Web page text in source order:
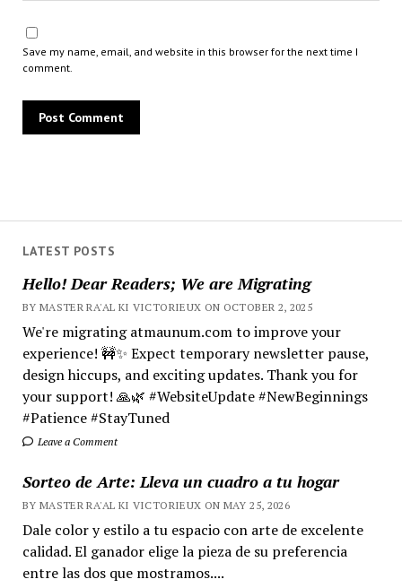
LATEST POSTS
Hello! Dear Readers; We are Migrating
BY MASTER RA'AL KI VICTORIEUX ON OCTOBER 2, 2025
We're migrating atmaunum.com to improve your
experience! 🚧✨ Expect temporary newsletter pause,
design hiccups, and exciting updates. Thank you for
your support! 🙏🌿 #WebsiteUpdate #NewBeginnings
#Patience #StayTuned
Leave a Comment
Sorteo de Arte: Lleva un cuadro a tu hogar
BY MASTER RA'AL KI VICTORIEUX ON MAY 25, 2026
Dale color y estilo a tu espacio con arte de excelente
calidad. El ganador elige la pieza de su preferencia
entre las dos que mostramos....
Save my name, email, and website in this browser for the next time I
comment.